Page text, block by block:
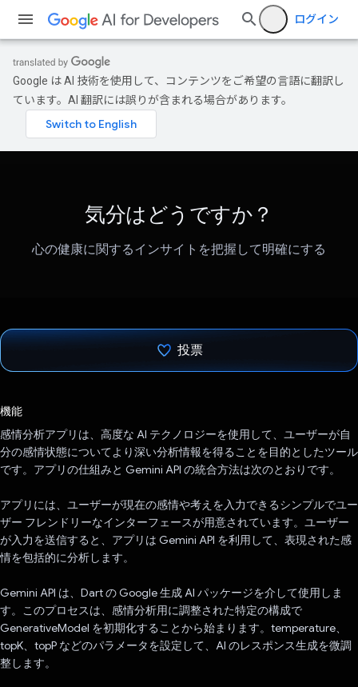
ログイン
Google は AI 技術を使用して、コンテンツをご希望の言語に翻訳し
ています。AI 翻訳には誤りが含まれる場合があります。
気分はどうですか？
心の健康に関するインサイトを把握して明確にする
投票
機能
感情分析アプリは、高度な AI テクノロジーを使用して、ユーザーが自
分の感情状態についてより深い分析情報を得ることを目的としたツール
です。アプリの仕組みと Gemini API の統合方法は次のとおりです。
アプリには、ユーザーが現在の感情や考えを入力できるシンプルでユー
ザー フレンドリーなインターフェースが用意されています。ユーザー
が入力を送信すると、アプリは Gemini API を利用して、表現された感
情を包括的に分析します。
Gemini API は、Dart の Google 生成 AI パッケージを介して使用しま
す。このプロセスは、感情分析用に調整された特定の構成で
GenerativeModel を初期化することから始まります。temperature、
topK、topP などのパラメータを設定して、AI のレスポンス生成を微調
整します。